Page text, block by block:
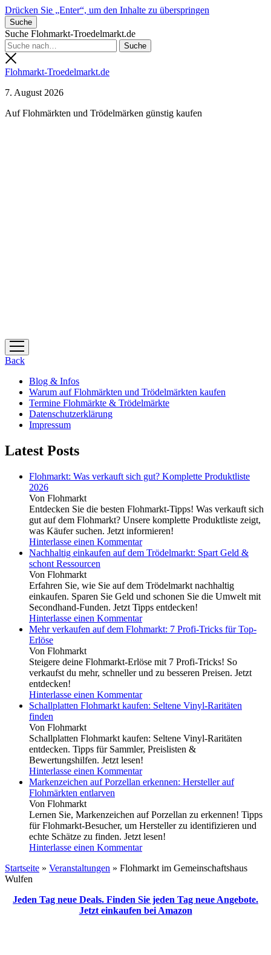
Drücken Sie „Enter“, um den Inhalte zu überspringen
Suche
Suche Flohmarkt-Troedelmarkt.de
Flohmarkt-Troedelmarkt.de
7. August 2026
Auf Flohmärkten und Trödelmärken günstig kaufen
Menü
öffnen
Back
Blog & Infos
Warum auf Flohmärkten und Trödelmärkten kaufen
Termine Flohmärkte & Trödelmärkte
Datenschutzerklärung
Impressum
Latest Posts
Flohmarkt: Was verkauft sich gut? Komplette Produktliste
2026
Von Flohmarkt
Entdecken Sie die besten Flohmarkt-Tipps! Was verkauft sich
gut auf dem Flohmarkt? Unsere komplette Produktliste zeigt,
was Käufer suchen. Jetzt informieren!
Hinterlasse einen Kommentar
Nachhaltig einkaufen auf dem Trödelmarkt: Spart Geld &
schont Ressourcen
Von Flohmarkt
Erfahren Sie, wie Sie auf dem Trödelmarkt nachhaltig
einkaufen. Sparen Sie Geld und schonen Sie die Umwelt mit
Secondhand-Funden. Jetzt Tipps entdecken!
Hinterlasse einen Kommentar
Mehr verkaufen auf dem Flohmarkt: 7 Profi-Tricks für Top-
Erlöse
Von Flohmarkt
Steigere deine Flohmarkt-Erlöse mit 7 Profi-Tricks! So
verkaufst du mehr, schneller und zu besseren Preisen. Jetzt
entdecken!
Hinterlasse einen Kommentar
Schallplatten Flohmarkt kaufen: Seltene Vinyl-Raritäten
finden
Von Flohmarkt
Schallplatten Flohmarkt kaufen: Seltene Vinyl-Raritäten
entdecken. Tipps für Sammler, Preislisten &
Bewertungshilfen. Jetzt lesen!
Hinterlasse einen Kommentar
Markenzeichen auf Porzellan erkennen: Hersteller auf
Flohmärkten entlarven
Von Flohmarkt
Lernen Sie, Markenzeichen auf Porzellan zu erkennen! Tipps
für Flohmarkt-Besucher, um Hersteller zu identifizieren und
echte Schätze zu finden. Jetzt lesen!
Hinterlasse einen Kommentar
Startseite » Veranstaltungen » Flohmarkt im Gemeinschaftshaus
Wulfen
Jeden Tag neue Deals. Finden Sie jeden Tag neue Angebote.
Jetzt einkaufen bei Amazon